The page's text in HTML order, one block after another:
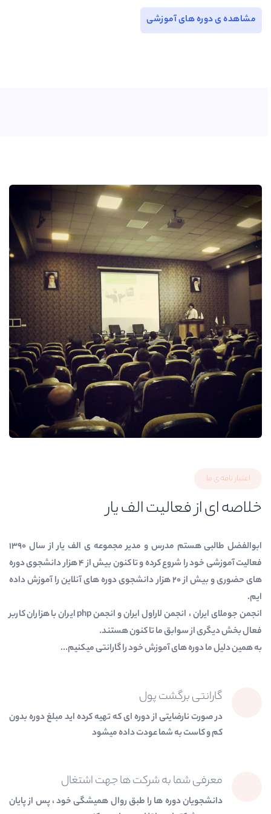
مشاهده ی دوره های آموزشی
اعتبار نامه ی ما
خلاصه ای از فعالیت الف یار
ابوالفضل طالبی هستم مدرس و مدیر مجموعه ی الف یار از سال ۱۳۹۰
فعالیت آموزشی خود را شروع کرده و تا کنون بیش از ۴ هزار دانشجوی دوره
های حضوری و بیش از ۲۰ هزار دانشجوی دوره های آنلاین را آموزش داده
ایم.
انجمن جوملای ایران ، انجمن لاراول ایران و انجمن php ایران با هزاران کاربر
فعال بخش دیگری از سوابق ما تا کنون هستند.
به همین دلیل ما دوره های آموزش خود را گارانتی میکنیم...
گارانتی برگشت پول
در صورت نارضایتی از دوره ای که تهیه کرده اید مبلغ دوره بدون
کم و کاست به شما عودت داده میشود
معرفی شما به شرکت ها جهت اشتغال
دانشجویان دوره ها را طبق روال همیشگی خود ، پس از پایان